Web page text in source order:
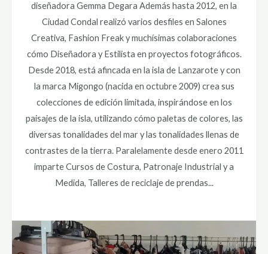
diseñadora Gemma Degara Además hasta 2012, en la
Ciudad Condal realizó varios desfiles en Salones
Creativa, Fashion Freak y muchísimas colaboraciones
cómo Diseñadora y Estilista en proyectos fotográficos.
Desde 2018, está afincada en la isla de Lanzarote y con
la marca Migongo (nacida en octubre 2009) crea sus
colecciones de edición limitada, inspirándose en los
paisajes de la isla, utilizando cómo paletas de colores, las
diversas tonalidades del mar y las tonalidades llenas de
contrastes de la tierra. Paralelamente desde enero 2011
imparte Cursos de Costura, Patronaje Industrial y a
Medida, Talleres de reciclaje de prendas...